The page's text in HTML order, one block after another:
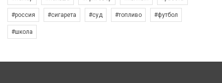
#россия #сигарета #суд #топливо #футбол
#школа